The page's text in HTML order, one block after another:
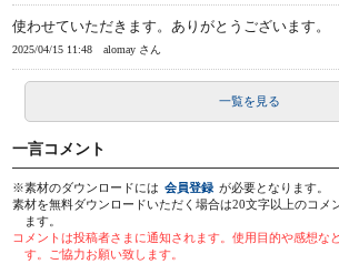
使わせていただきます。ありがとうございます
2025/04/15 11:48 alomay さん
一覧を見る
一言コメント
※素材のダウンロードには 会員登録 が必要となります。
素材を無料ダウンロードいただく場合は20文字以上のコメ
ます。
コメントは投稿者さまに通知されます。使用目的や感想な
す。ご協力お願い致します。